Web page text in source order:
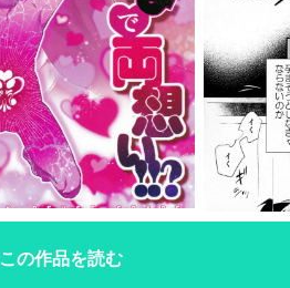
この作品を読む